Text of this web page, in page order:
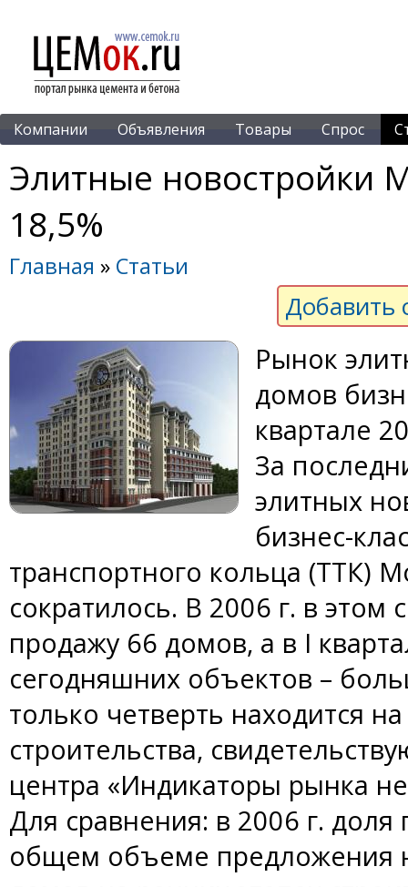
Компании Объявления Товары Спрос
Элитные новостройки
18,5%
Главная » Статьи
Добавить
Рынок
домов
квартале
За
элитных
бизнес-
транспортного кольца (ТТК)
сократилось. В 2006 г. в этом
продажу 66 домов, а в I
сегодняшних объектов –
только четверть находится
строительства,
центра «Индикаторы рынка
Для сравнения: в 2006 г.
общем объеме предложения